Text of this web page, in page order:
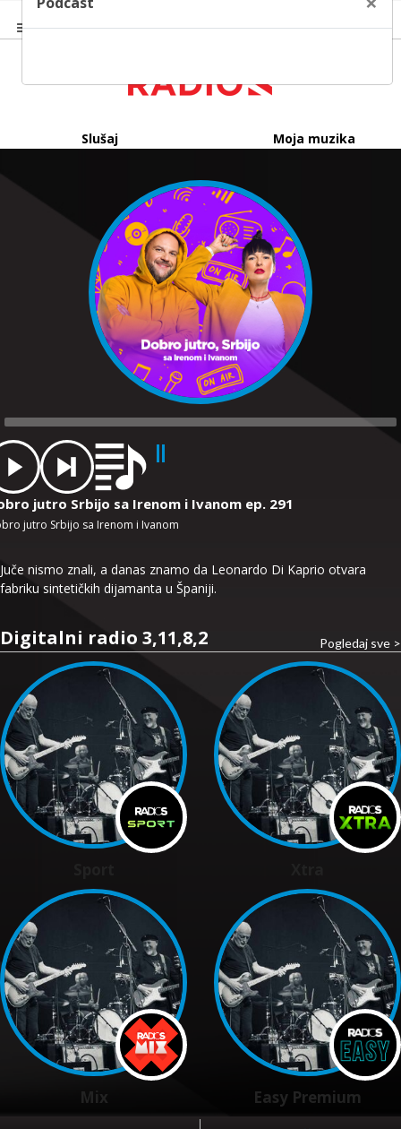
Slušaj Moja muzika
jutro Srbijo sa Irenom i Ivanom ep. 291
jutro Srbijo sa Irenom i Ivanom
Juče nismo znali, a danas znamo da Leonardo Di Kaprio otvara
fabriku sintetičkih dijamanta u Španiji.
Digitalni radio 3,11,8,2 Pogledaj sve >
Mix Easy Premium